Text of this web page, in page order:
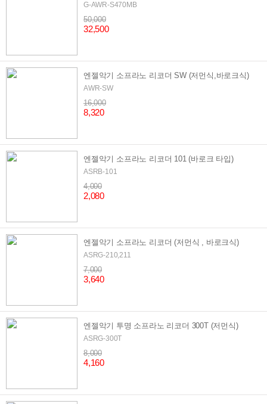
G-AWR-S470MB
50,000
32,500
엔젤악기 소프라노 리코더 SW (저먼식,바로크식)
AWR-SW
16,000
8,320
엔젤악기 소프라노 리코더 101 (바로크 타입)
ASRB-101
4,000
2,080
엔젤악기 소프라노 리코더 (저먼식 , 바로크식)
ASRG-210,211
7,000
3,640
엔젤악기 투명 소프라노 리코더 300T (저먼식)
ASRG-300T
8,000
4,160